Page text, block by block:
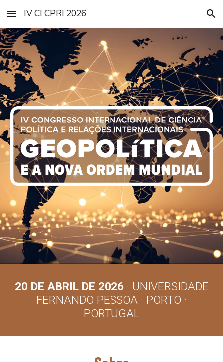
Skip to main content Skip to navigation
IV CI CPRI 2026
20 DE ABRIL DE 2026· UNIVERSIDADE
FERNANDO PESSOA · PORTO ·
PORTUGAL